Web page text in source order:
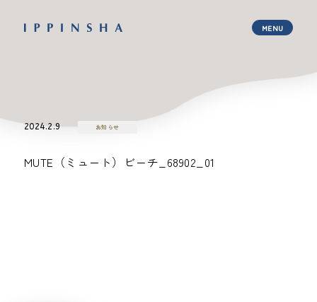
2024.2.9 お知らせ
MUTE（ミュート）ビーチ_68902_01